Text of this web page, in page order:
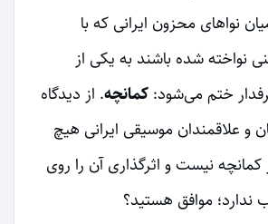
نواهای محزون ایرانی که با
نواخته شده‌ باشند به یکی از
ختم می‌شود: کمانچه. از دیدگاه
و علاقمندان موسیقی ایرانی هیچ
کمانچه نیست و اثرگذاری آن را روی
موافق هستید؟